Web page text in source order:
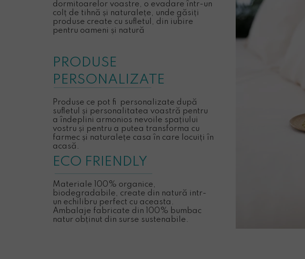
ECO FRIENDLY
Materiale 100% organice,
biodegradabile, create din natură intr-
un echilibru perfect cu aceasta.
Ambalaje fabricate din 100% bumbac
natur obținut din surse sustenabile.
dormitoarelor voastre, o evadare într-un
colț de tihnă și naturalețe, unde găsiți
produse create cu sufletul, din iubire
pentru oameni și natură
PRODUSE
PERSONALIZATE
Produse ce pot fi personalizate după
sufletul și personalitatea voastră pentru
a îndeplini armonios nevoile spațiului
vostru și pentru a putea transforma cu
farmec și naturalețe casa în care locuiți în
acasă.